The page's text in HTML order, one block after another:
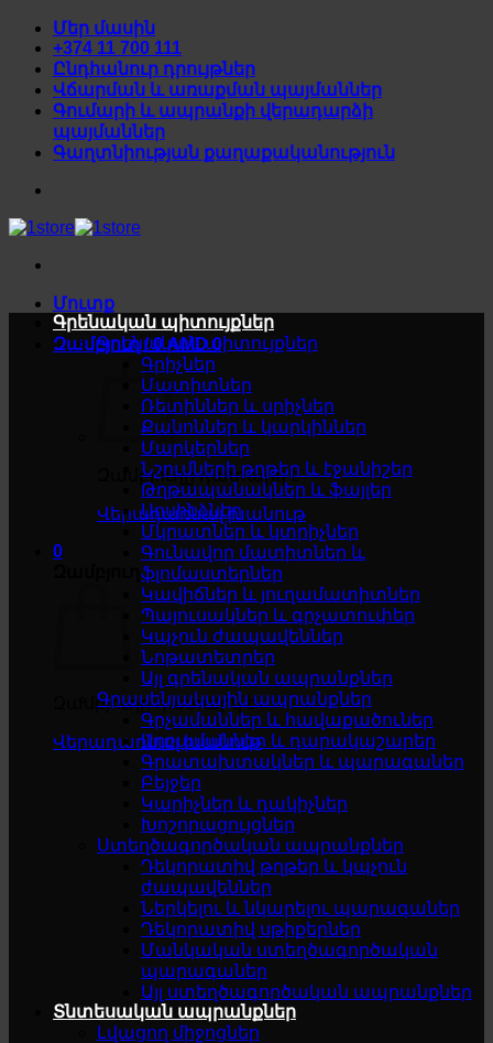
Skip
content
Մեր մասին
+374 11 700 111
Ընդհանուր դրույթներ
Վճարման և առաքման պայմաններ
Գումարի և ապրանքի վերադարձի
պայմաններ
Գաղտնիության քաղաքականություն
Մուտք
Զամբյուղ /0AMD 0
Զամբյուղը դատարկ է
Վերադառնալ խանութ
0
Զամբյուղը դատարկ է
Վերադառնալ խանութ
Գրենական պիտույքներ
Գրենական պիտույքներ
Գրիչներ
Մատիտներ
Ռետիններ և սրիչներ
Քանոններ և կարկիններ
Մարկերներ
Նշումների թղթեր և էջանիշեր
Թղթապանակներ և ֆայլեր
Սոսինձներ
Մկրատներ և կտրիչներ
Գունավոր մատիտներ և
ֆլոմաստերներ
Կավիճներ և յուղամատիտներ
Պայուսակներ և գրչատուփեր
Կպչուն ժապավեններ
Նոթատետրեր
Այլ գրենական ապրանքներ
Գրասենյակային ապրանքներ
Գրչամաններ և հավաքածուներ
Աղբամաններ և դարակաշարեր
Գրատախտակներ և պարագաներ
Բեյջեր
Կարիչներ և դակիչներ
Խոշորացույցներ
Ստեղծագործական ապրանքներ
Դեկորատիվ թղթեր և կպչուն
ժապավեններ
Ներկելու և նկարելու պարագաներ
Դեկորատիվ սթիքերներ
Մանկական ստեղծագործական
պարագաներ
Այլ ստեղծագործական ապրանքներ
Տնտեսական ապրանքներ
Լվացող միջոցներ